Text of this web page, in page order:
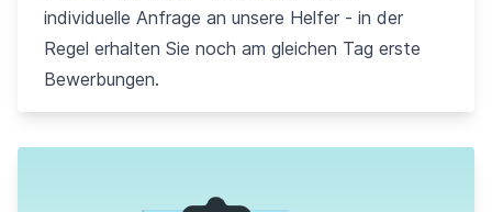
individuelle Anfrage an unsere Helfer - in der
Regel erhalten Sie noch am gleichen Tag erste
Bewerbungen.